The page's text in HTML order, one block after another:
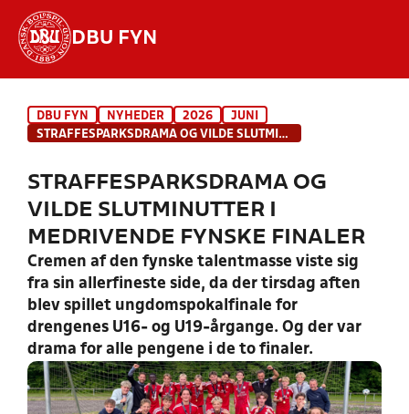
DBU FYN
INDHOLD OG NYHEDER
HOLD
DBU FYN NYHEDER 2026
JUNI
STRAFFESPARKSDRAMA OG VILDE SLUTMINUTTER I MEDRIVENDE FYNSKE FINALER
STRAFFESPARKSDRAMA OG
VILDE SLUTMINUTTER I
MEDRIVENDE FYNSKE FINALER
Cremen af den fynske talentmasse viste sig
fra sin allerfineste side, da der tirsdag aften
blev spillet ungdomspokalfinale for
drengenes U16- og U19-årgange. Og der var
drama for alle pengene i de to finaler.